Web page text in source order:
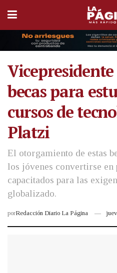
becas para
cursos de
Platzi
El otorgamiento de estas
los jóvenes convertirse en
capacitados para las
globalizado.
porRedacción Diario La Página